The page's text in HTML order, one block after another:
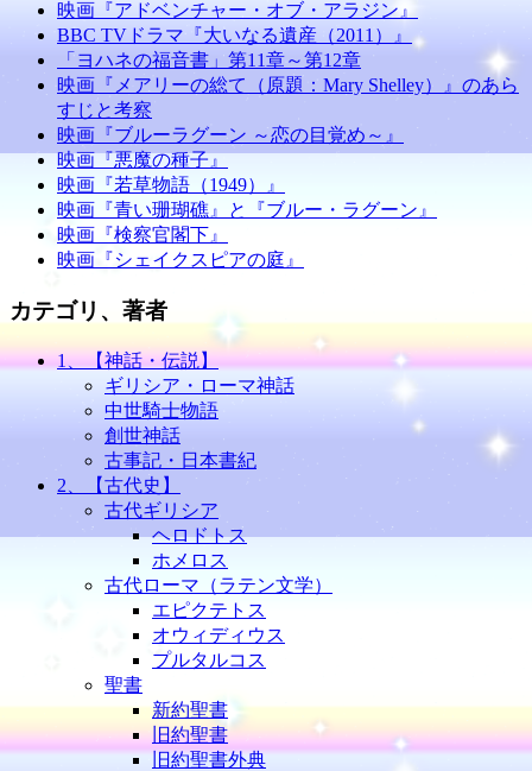
映画『アドベンチャー・オブ・アラジン』
BBC TVドラマ『大いなる遺産（2011）』
「ヨハネの福音書」第11章～第12章
映画『メアリーの総て（原題：Mary Shelley）』のあら
すじと考察
映画『ブルーラグーン ～恋の目覚め～』
映画『悪魔の種子』
映画『若草物語（1949）』
映画『青い珊瑚礁』と『ブルー・ラグーン』
映画『検察官閣下』
映画『シェイクスピアの庭』
カテゴリ、著者
1、【神話・伝説】
ギリシア・ローマ神話
中世騎士物語
創世神話
古事記・日本書紀
2、【古代史】
古代ギリシア
ヘロドトス
ホメロス
古代ローマ（ラテン文学）
エピクテトス
オウィディウス
プルタルコス
聖書
新約聖書
旧約聖書
旧約聖書外典